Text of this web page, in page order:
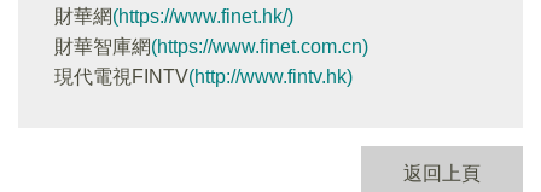
財華網(https://www.finet.hk/)
財華智庫網(https://www.finet.com.cn)
現代電視FINTV(http://www.fintv.hk)
返回上頁